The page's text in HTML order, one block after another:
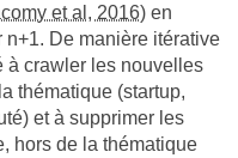
et al, 2016) en
De manière itérative
à crawler les nouvelles
thématique (startup,
et à supprimer les
hors de la thématique